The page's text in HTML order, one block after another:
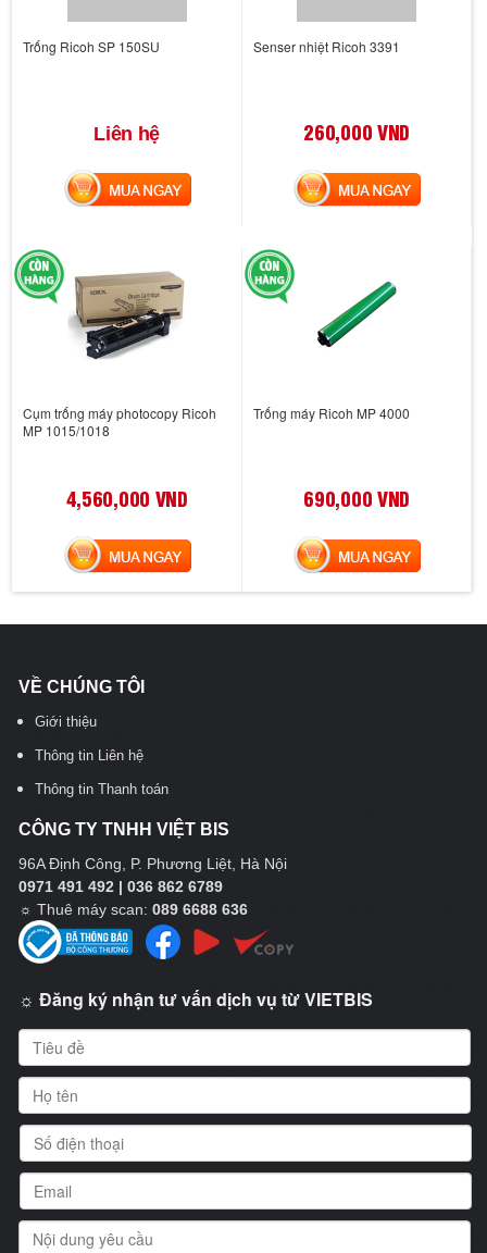
Trống Ricoh SP 150SU
Liên hệ
MUA NGAY
Senser nhiệt Ricoh 3391
260,000 VND
MUA NGAY
Cụm trống máy photocopy Ricoh
MP 1015/1018
4,560,000 VND
MUA NGAY
Trống máy Ricoh MP 4000
690,000 VND
MUA NGAY
VỀ CHÚNG TÔI
Giới thiệu
Thông tin Liên hệ
Thông tin Thanh toán
CÔNG TY TNHH VIỆT BIS
96A Định Công, P. Phương Liệt, Hà Nội
0971 491 492 | 036 862 6789
☼ Thuê máy scan: 089 6688 636
☼ Đăng ký nhận tư vấn dịch vụ từ VIETBIS